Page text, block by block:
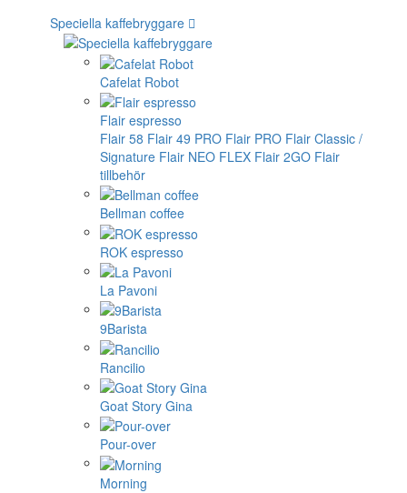
Speciella kaffebryggare
Cafelat Robot
Flair espresso
Flair 58 Flair 49 PRO Flair PRO Flair Classic /
Signature Flair NEO FLEX Flair 2GO Flair
tillbehör
Bellman coffee
ROK espresso
La Pavoni
9Barista
Rancilio
Goat Story Gina
Pour-over
Morning